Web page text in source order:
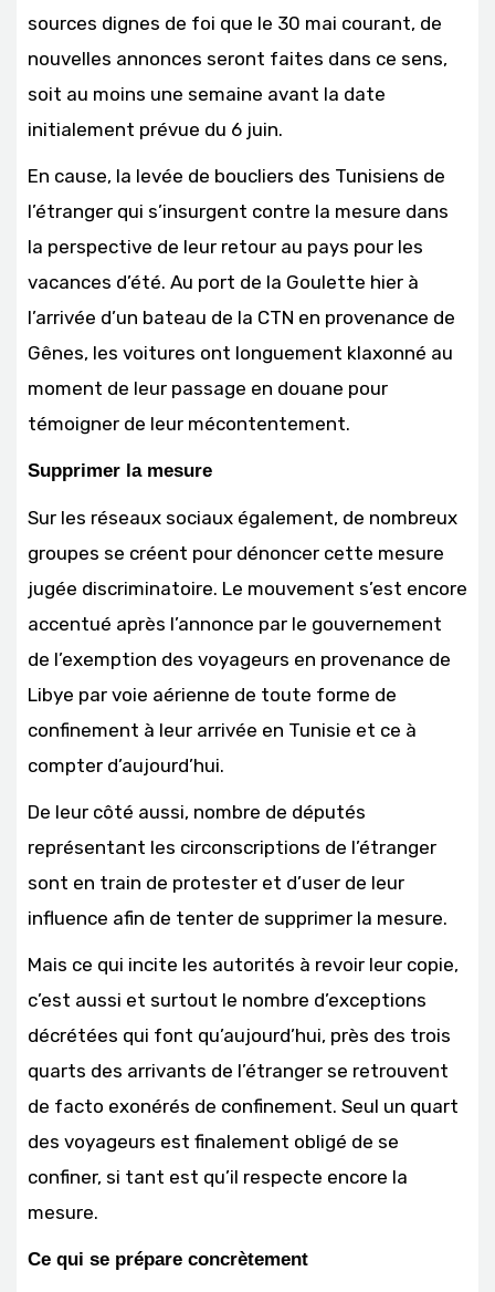
sources dignes de foi que le 30 mai courant, de
nouvelles annonces seront faites dans ce sens,
soit au moins une semaine avant la date
initialement prévue du 6 juin.
En cause, la levée de boucliers des Tunisiens de
l’étranger qui s’insurgent contre la mesure dans
la perspective de leur retour au pays pour les
vacances d’été. Au port de la Goulette hier à
l’arrivée d’un bateau de la CTN en provenance de
Gênes, les voitures ont longuement klaxonné au
moment de leur passage en douane pour
témoigner de leur mécontentement.
Supprimer la mesure
Sur les réseaux sociaux également, de nombreux
groupes se créent pour dénoncer cette mesure
jugée discriminatoire. Le mouvement s’est encore
accentué après l’annonce par le gouvernement
de l’exemption des voyageurs en provenance de
Libye par voie aérienne de toute forme de
confinement à leur arrivée en Tunisie et ce à
compter d’aujourd’hui.
De leur côté aussi, nombre de députés
représentant les circonscriptions de l’étranger
sont en train de protester et d’user de leur
influence afin de tenter de supprimer la mesure.
Mais ce qui incite les autorités à revoir leur copie,
c’est aussi et surtout le nombre d’exceptions
décrétées qui font qu’aujourd’hui, près des trois
quarts des arrivants de l’étranger se retrouvent
de facto exonérés de confinement. Seul un quart
des voyageurs est finalement obligé de se
confiner, si tant est qu’il respecte encore la
mesure.
Ce qui se prépare concrètement